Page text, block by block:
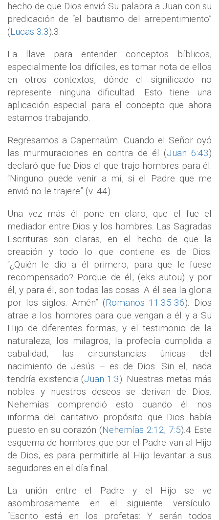
hecho de que Dios envió Su palabra a Juan con su
predicación de “el bautismo del arrepentimiento”
(Lucas 3:3).3
La llave para entender conceptos bíblicos,
especialmente los difíciles, es tomar nota de ellos
en otros contextos, dónde el significado no
represente ninguna dificultad. Esto tiene una
aplicación especial para el concepto que ahora
estamos trabajando.
Regresamos a Capernaúm. Cuando el Señor oyó
las murmuraciones en contra de él (Juan 6:43)
declaró que fue Dios el que trajo hombres para él:
“Ninguno puede venir a mí, si el Padre que me
envió no le trajere” (v. 44).
Una vez más él pone en claro, que el fue el
mediador entre Dios y los hombres. Las Sagradas
Escrituras son claras, en el hecho de que la
creación y todo lo que contiene es de Dios:
“¿Quién le dio a él primero, para que le fuese
recompensado? Porque de él, (eks autou) y por
él, y para él, son todas las cosas. A él sea la gloria
por los siglos. Amén” (Romanos 11:35-36). Dios
atrae a los hombres para que vengan a él y a Su
Hijo de diferentes formas, y el testimonio de la
naturaleza, los milagros, la profecía cumplida a
cabalidad, las circunstancias únicas del
nacimiento de Jesús – es de Dios. Sin el, nada
tendría existencia (Juan 1:3). Nuestras metas más
nobles y nuestros deseos se derivan de Dios.
Nehemías comprendió esto cuando él nos
informa del caritativo propósito que Dios había
puesto en su corazón (Nehemías 2:12; 7:5).4 Este
esquema de hombres que por el Padre van al Hijo
de Dios, es para permitirle al Hijo levantar a sus
seguidores en el día final.
La unión entre el Padre y el Hijo se ve
asombrosamente en el siguiente versículo:
“Escrito está en los profetas: Y serán todos